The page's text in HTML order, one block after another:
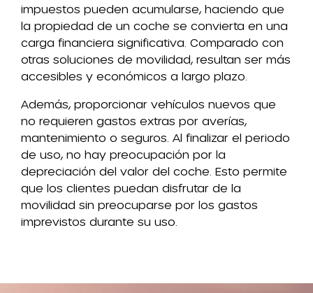
impuestos pueden acumularse, haciendo que
la propiedad de un coche se convierta en una
carga financiera significativa. Comparado con
otras soluciones de movilidad, resultan ser más
accesibles y económicos a largo plazo.
Además, proporcionar vehículos nuevos que
no requieren gastos extras por averías,
mantenimiento o seguros. Al finalizar el periodo
de uso, no hay preocupación por la
depreciación del valor del coche. Esto permite
que los clientes puedan disfrutar de la
movilidad sin preocuparse por los gastos
imprevistos durante su uso.